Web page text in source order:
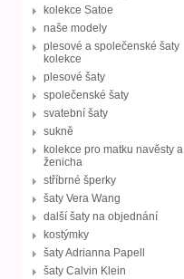
kolekce Satoe
naše modely
plesové a společenské šaty
kolekce
plesové šaty
společenské šaty
svatební šaty
sukně
kolekce pro matku navěsty a
ženicha
stříbrné šperky
šaty Vera Wang
další šaty na objednání
kostýmky
šaty Adrianna Papell
šaty Calvin Klein